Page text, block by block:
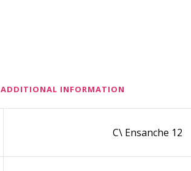
ADDITIONAL INFORMATION
C\ Ensanche 12